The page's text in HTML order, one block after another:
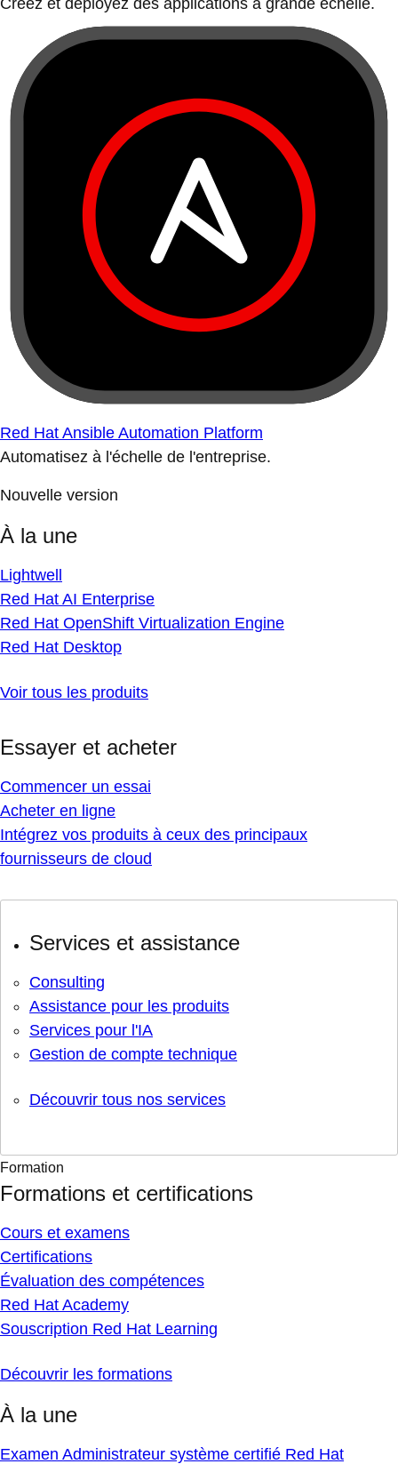
Créez et déployez des applications à grande échelle.
Red Hat Ansible Automation Platform
Automatisez à l'échelle de l'entreprise.
Nouvelle version
À la une
Lightwell
Red Hat AI Enterprise
Red Hat OpenShift Virtualization Engine
Red Hat Desktop
Voir tous les produits
Essayer et acheter
Commencer un essai
Acheter en ligne
Intégrez vos produits à ceux des principaux
fournisseurs de cloud
Services et assistance
Consulting
Assistance pour les produits
Services pour l'IA
Gestion de compte technique
Découvrir tous nos services
Formation
Formations et certifications
Cours et examens
Certifications
Évaluation des compétences
Red Hat Academy
Souscription Red Hat Learning
Découvrir les formations
À la une
Examen Administrateur système certifié Red Hat